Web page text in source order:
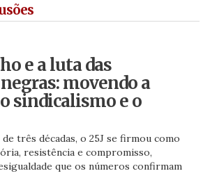
e a luta das
movendo a
sindicalismo e o
três décadas, o 25J se firmou como
resistência e compromisso,
que os números confirmam